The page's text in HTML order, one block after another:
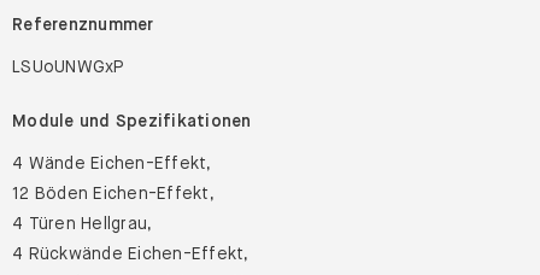
Referenznummer
LSUoUNWGxP
Module und Spezifikationen
4 Wände Eichen-Effekt,
12 Böden Eichen-Effekt,
4 Türen Hellgrau,
4 Rückwände Eichen-Effekt,